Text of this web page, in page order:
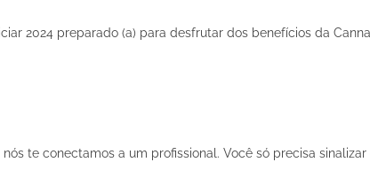
2024 preparado (a) para desfrutar dos benefícios da
te conectamos a um profissional. Você só precisa sinalizar